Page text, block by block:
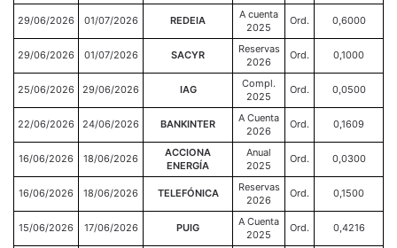
29/06/2026 01/07/2026 REDEIA
A cuenta
2025
Ord. 0,6000
29/06/2026 01/07/2026 SACYR
Reservas
2026
Ord. 0,1000
25/06/2026 29/06/2026 IAG
Compl.
2025
Ord. 0,0500
22/06/2026 24/06/2026 BANKINTER
A Cuenta
2026
Ord. 0,1609
16/06/2026 18/06/2026
ACCIONA
ENERGÍA
Anual
2025
Ord. 0,0300
16/06/2026 18/06/2026 TELEFÓNICA
Reservas
2026
Ord. 0,1500
15/06/2026 17/06/2026 PUIG
A Cuenta
2025
Ord. 0,4216